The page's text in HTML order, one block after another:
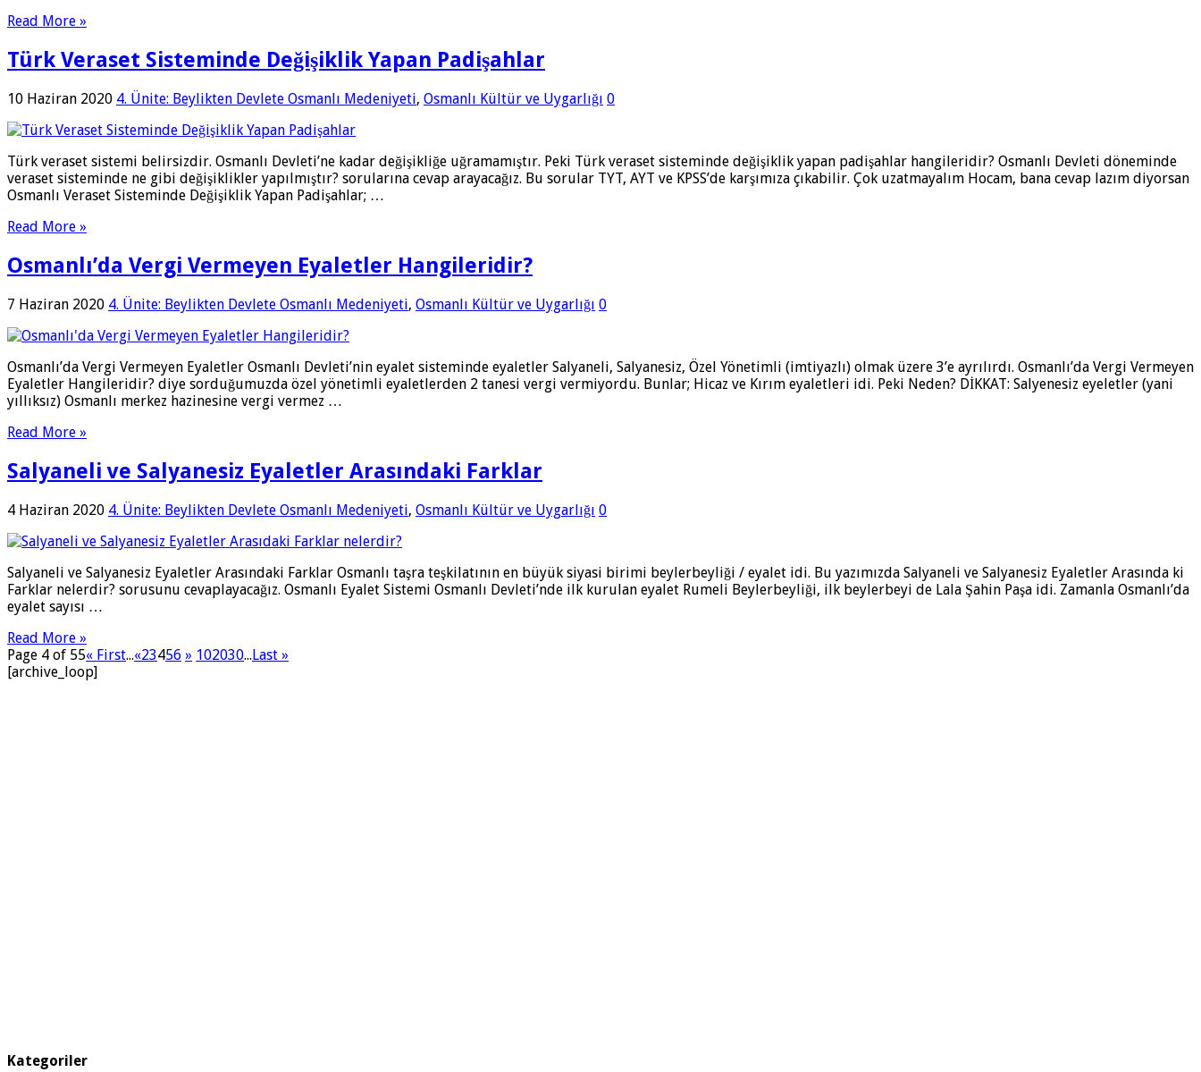
Read More »
Türk Veraset Sisteminde Değişiklik Yapan Padişahlar
10 Haziran 2020 4. Ünite: Beylikten Devlete Osmanlı Medeniyeti, Osmanlı Kültür ve Uygarlığı 0
Türk veraset sistemi belirsizdir. Osmanlı Devleti’ne kadar değişikliğe uğramamıştır. Peki Türk veraset sisteminde değişiklik yapan padişahlar hangileridir? Osmanlı Devleti döneminde
veraset sisteminde ne gibi değişiklikler yapılmıştır? sorularına cevap arayacağız. Bu sorular TYT, AYT ve KPSS’de karşımıza çıkabilir. Çok uzatmayalım Hocam, bana cevap lazım diyorsan
Osmanlı Veraset Sisteminde Değişiklik Yapan Padişahlar; …
Read More »
Osmanlı’da Vergi Vermeyen Eyaletler Hangileridir?
7 Haziran 2020 4. Ünite: Beylikten Devlete Osmanlı Medeniyeti, Osmanlı Kültür ve Uygarlığı 0
Osmanlı’da Vergi Vermeyen Eyaletler Osmanlı Devleti’nin eyalet sisteminde eyaletler Salyaneli, Salyanesiz, Özel Yönetimli (imtiyazlı) olmak üzere 3’e ayrılırdı. Osmanlı’da Vergi Vermeyen
Eyaletler Hangileridir? diye sorduğumuzda özel yönetimli eyaletlerden 2 tanesi vergi vermiyordu. Bunlar; Hicaz ve Kırım eyaletleri idi. Peki Neden? DİKKAT: Salyenesiz eyeletler (yani
yıllıksız) Osmanlı merkez hazinesine vergi vermez …
Read More »
Salyaneli ve Salyanesiz Eyaletler Arasındaki Farklar
4 Haziran 2020 4. Ünite: Beylikten Devlete Osmanlı Medeniyeti, Osmanlı Kültür ve Uygarlığı 0
Salyaneli ve Salyanesiz Eyaletler Arasındaki Farklar Osmanlı taşra teşkilatının en büyük siyasi birimi beylerbeyliği / eyalet idi. Bu yazımızda Salyaneli ve Salyanesiz Eyaletler Arasında ki
Farklar nelerdir? sorusunu cevaplayacağız. Osmanlı Eyalet Sistemi Osmanlı Devleti’nde ilk kurulan eyalet Rumeli Beylerbeyliği, ilk beylerbeyi de Lala Şahin Paşa idi. Zamanla Osmanlı’da
eyalet sayısı …
Read More »
Page 4 of 55« First...«23456 » 102030...Last »
[archive_loop]
Kategoriler